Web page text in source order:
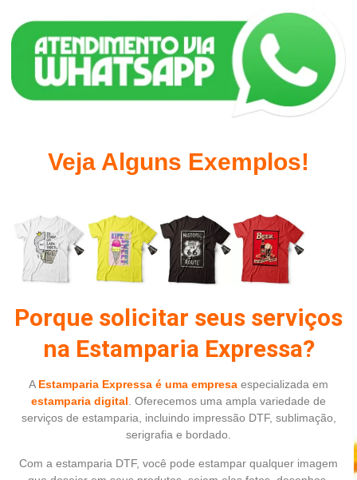
Veja Alguns Exemplos!
Porque solicitar seus serviços
na Estamparia Expressa?
A Estamparia Expressa é uma empresa especializada em
estamparia digital . Oferecemos uma ampla variedade de
serviços de estamparia, incluindo impressão DTF, sublimação,
serigrafia e bordado.
Com a estamparia DTF, você pode estampar qualquer imagem